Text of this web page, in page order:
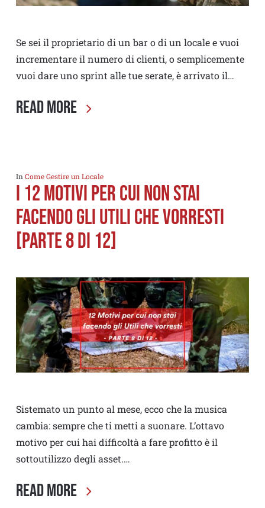
Se sei il proprietario di un bar o di un locale e vuoi
incrementare il numero di clienti, o semplicemente
vuoi dare uno sprint alle tue serate, è arrivato il…
Read More
InCome Gestire un Locale
I 12 MOTIVI PER CUI NON STAI
FACENDO GLI UTILI CHE VORRESTI
[PARTE 8 di 12]
Sistemato un punto al mese, ecco che la musica
cambia: sempre che ti metti a suonare. L’ottavo
motivo per cui hai difficoltà a fare profitto è il
sottoutilizzo degli asset.…
Read More